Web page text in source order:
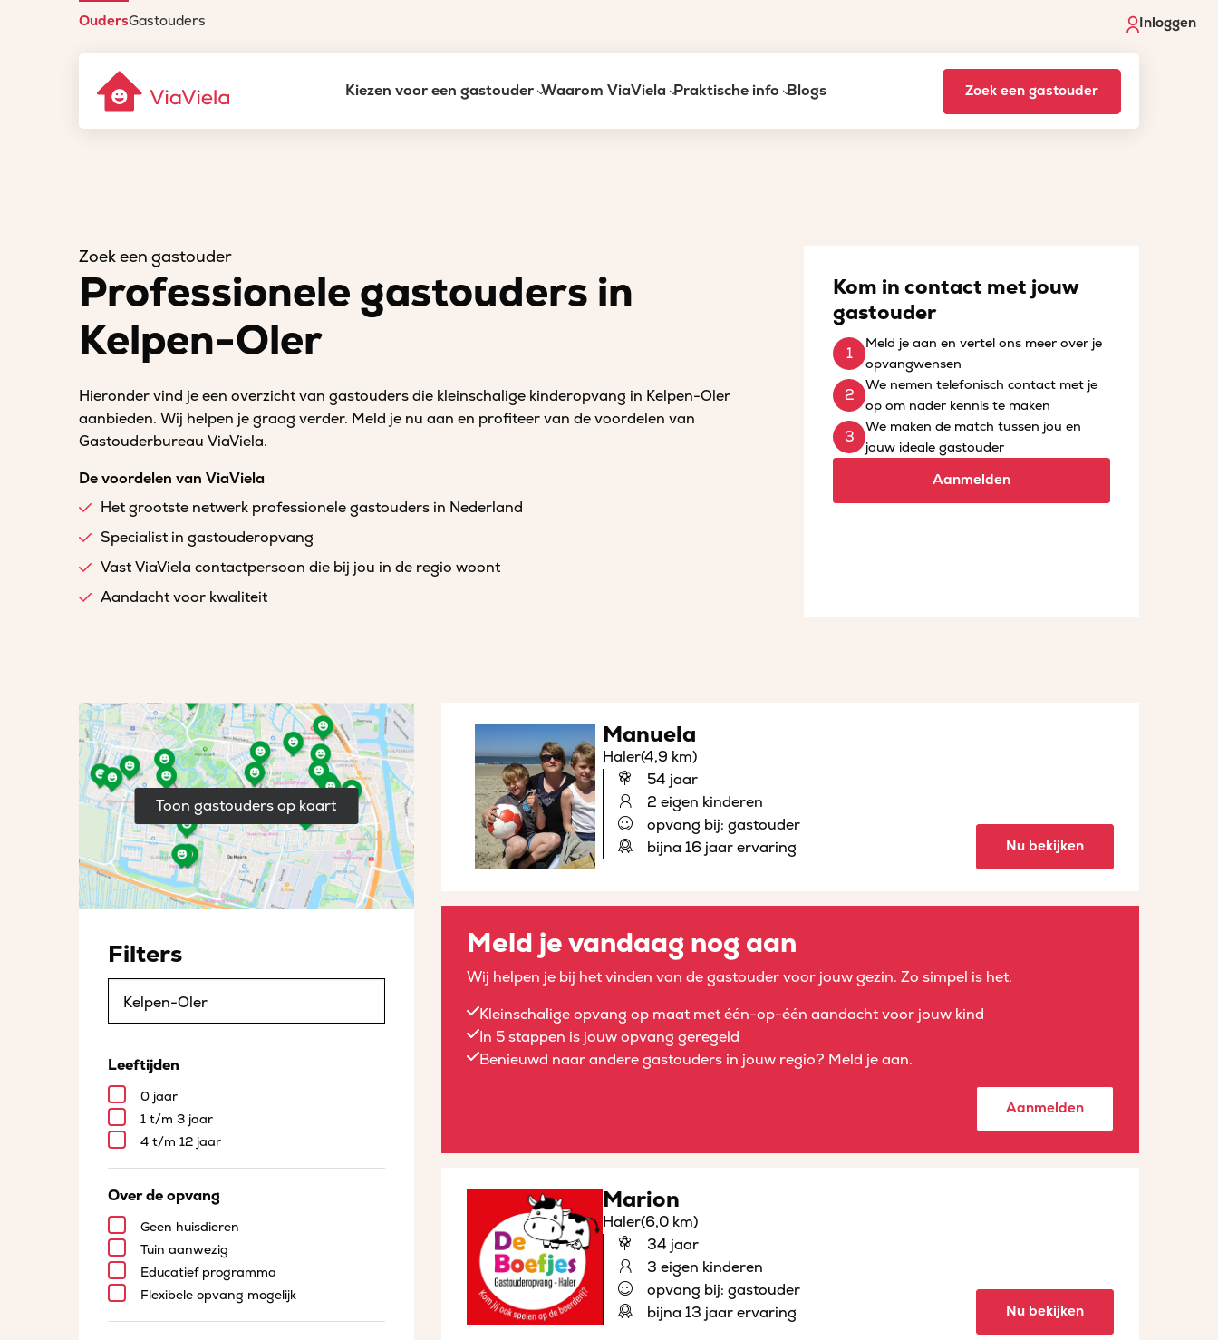
OudersGastouders Inloggen
Kiezen voor een gastouder Waarom ViaViela Praktische info Blogs Zoek een gastouder
Zoek een gastouder
Professionele gastouders in
Kelpen-Oler
Hieronder vind je een overzicht van gastouders die kleinschalige kinderopvang in Kelpen-Oler
aanbieden. Wij helpen je graag verder. Meld je nu aan en profiteer van de voordelen van
Gastouderbureau ViaViela.
De voordelen van ViaViela
Het grootste netwerk professionele gastouders in Nederland
Specialist in gastouderopvang
Vast ViaViela contactpersoon die bij jou in de regio woont
Aandacht voor kwaliteit
Kom in contact met jouw
gastouder
Meld je aan en vertel ons meer over je
opvangwensen
We nemen telefonisch contact met je
op om nader kennis te maken
We maken de match tussen jou en
jouw ideale gastouder
Aanmelden
Toon gastouders op kaart
Filters
Leeftijden
0 jaar
1 t/m 3 jaar
4 t/m 12 jaar
Over de opvang
Geen huisdieren
Tuin aanwezig
Educatief programma
Flexibele opvang mogelijk
Manuela
Haler(4,9 km)
54 jaar
2 eigen kinderen
opvang bij: gastouder
bijna 16 jaar ervaring
Nu bekijken
Meld je vandaag nog aan
Wij helpen je bij het vinden van de gastouder voor jouw gezin. Zo simpel is het.
Kleinschalige opvang op maat met één-op-één aandacht voor jouw kind
In 5 stappen is jouw opvang geregeld
Benieuwd naar andere gastouders in jouw regio? Meld je aan.
Aanmelden
Marion
Haler(6,0 km)
34 jaar
3 eigen kinderen
opvang bij: gastouder
bijna 13 jaar ervaring
Nu bekijken